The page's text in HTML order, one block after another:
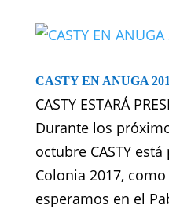
CASTY EN ANUGA
CASTY ESTARÁ
Durante los
octubre CASTY
Colonia 2017,
esperamos en el